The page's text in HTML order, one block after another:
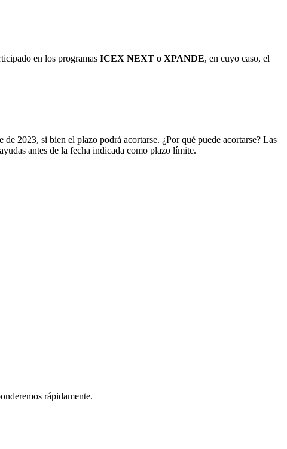
en los programas ICEX NEXT o XPANDE, en cuyo caso, el
2023, si bien el plazo podrá acortarse. ¿Por qué puede acortarse? Las
antes de la fecha indicada como plazo límite.
rápidamente.